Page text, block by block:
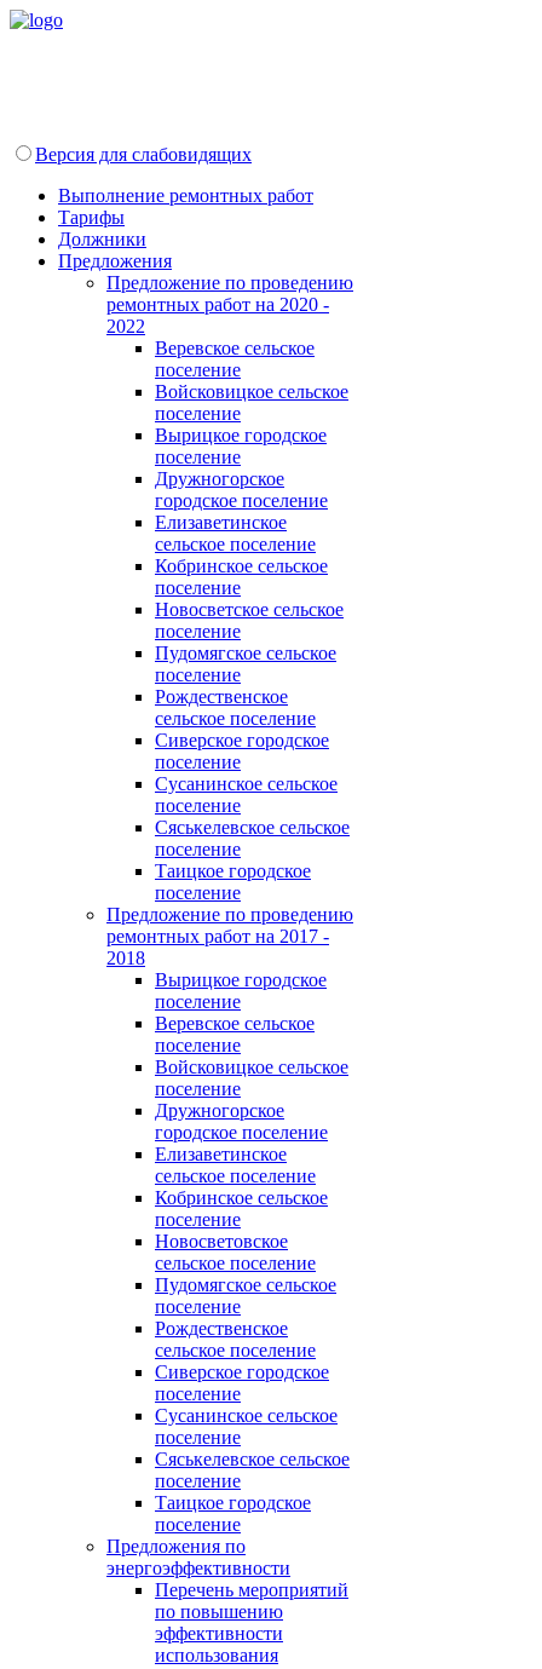
Версия для слабовидящих
Выполнение ремонтных работ
Тарифы
Должники
Предложения
Предложение по проведению
ремонтных работ на 2020 -
2022
Веревское сельское
поселение
Войсковицкое сельское
поселение
Вырицкое городское
поселение
Дружногорское
городское поселение
Елизаветинское
сельское поселение
Кобринское сельское
поселение
Новосветское сельское
поселение
Пудомягское сельское
поселение
Рождественское
сельское поселение
Сиверское городское
поселение
Сусанинское сельское
поселение
Сяськелевское сельское
поселение
Таицкое городское
поселение
Предложение по проведению
ремонтных работ на 2017 -
2018
Вырицкое городское
поселение
Веревское сельское
поселение
Войсковицкое сельское
поселение
Дружногорское
городское поселение
Елизаветинское
сельское поселение
Кобринское сельское
поселение
Новосветовское
сельское поселение
Пудомягское сельское
поселение
Рождественское
сельское поселение
Сиверское городское
поселение
Сусанинское сельское
поселение
Сяськелевское сельское
поселение
Таицкое городское
поселение
Предложения по
энергоэффективности
Перечень мероприятий
по повышению
эффективности
использования